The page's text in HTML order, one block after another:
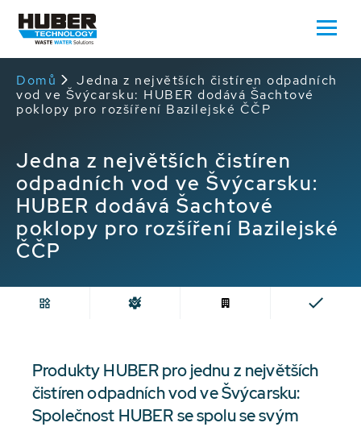
Domů
Jedna z největších čistíren odpadních
vod ve Švýcarsku: HUBER dodává Šachtové
poklopy pro rozšíření Bazilejské ČČP
Jedna z největších čistíren
odpadních vod ve Švýcarsku:
HUBER dodává Šachtové
poklopy pro rozšíření Bazilejské
ČČP
Produkty HUBER pro jednu z největších
čistíren odpadních vod ve Švýcarsku:
Společnost HUBER se spolu se svým